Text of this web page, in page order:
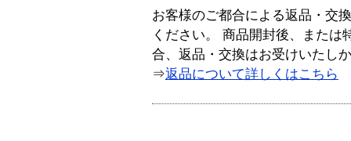
お客様のご都合による返品・交
ください。 商品開封後、または
合、返品・交換はお受けいたし
⇒返品について詳しくはこちら